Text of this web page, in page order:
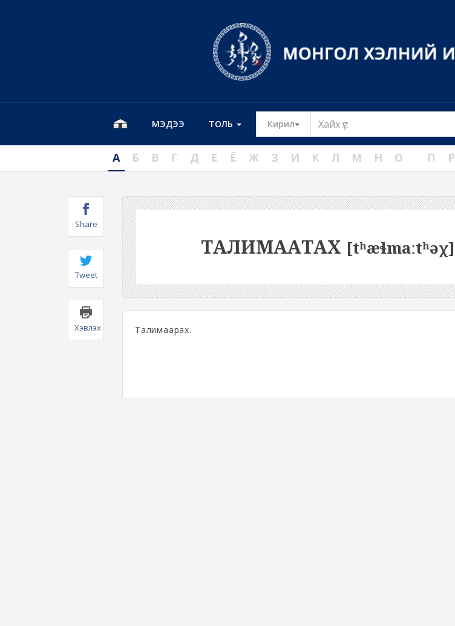
МЭДЭЭ ТОЛЬ Кирил Toggle Dropdown
А Б В Г Д Е Ё Ж З И К Л М Н О П Р
Share
Tweet
Хэвлэх
ТАЛИМААТАХ [tʰæɬmaːtʰəχ]
Талимаарах.